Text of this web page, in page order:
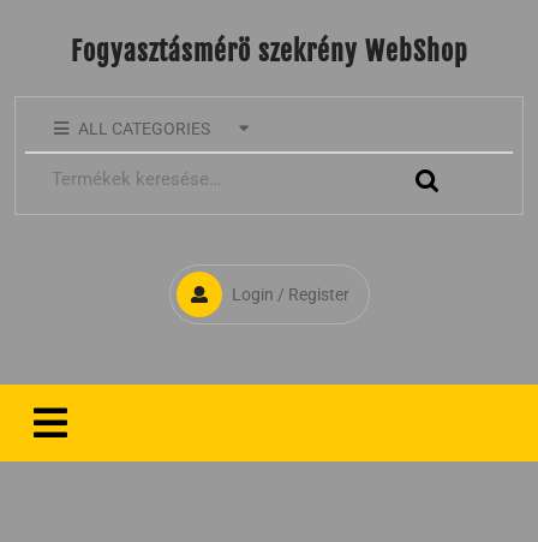
Fogyasztásmérö szekrény WebShop
ALL CATEGORIES
Login / Register